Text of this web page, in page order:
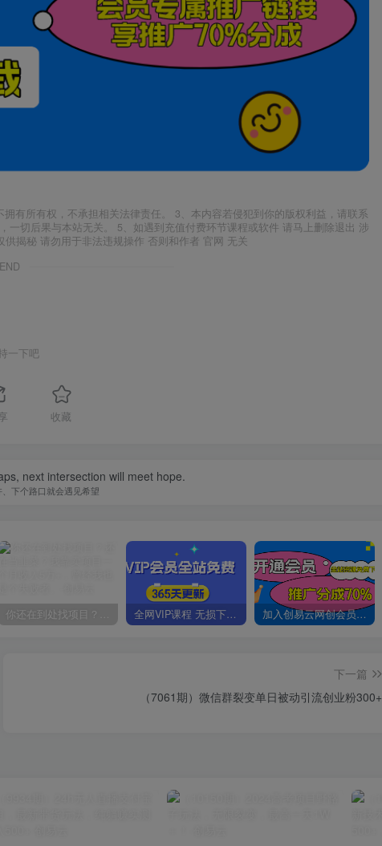
有所有权，不承担相关法律责任。 3、本内容若侵犯到你的版权利益，请联系
切后果与本站无关。 5、如遇到充值付费环节课程或软件 请马上删除退出 涉
揭秘 请勿用于非法违规操作 否则和作者 官网 无关
一下吧
收藏
next intersection will meet hope.
下个路口就会遇见希望
你还在到处找项目？还在当韭菜？我靠卖项目一个月收入5万+，曾经我也是个失败者。 全网VIP课程 无损下载~ 加入创易云网创会员，全站资源免费学习。
下一篇
（7061期）微信群裂变单日被动引流创业粉300+